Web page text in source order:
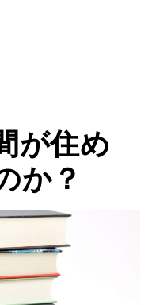
が住め
か？